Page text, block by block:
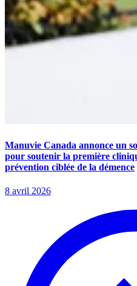
Manuvie Canada annonce un
pour soutenir la première
prévention ciblée de la démence
8 avril 2026